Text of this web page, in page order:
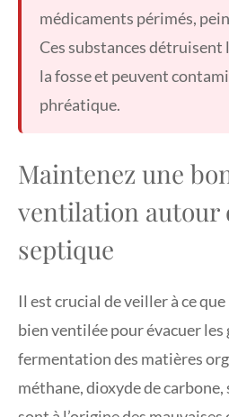
médicaments périmés,
Ces substances
la fosse et peuvent
phréatique.
Maintenez une
ventilation autour
septique
Il est crucial de veiller à ce
bien ventilée pour évacuer
fermentation des matières
méthane, dioxyde de